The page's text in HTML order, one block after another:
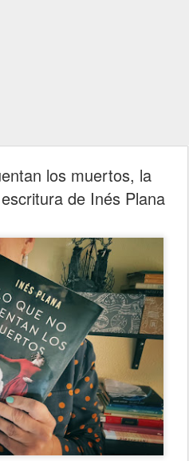
los muertos, la
de Inés Plana